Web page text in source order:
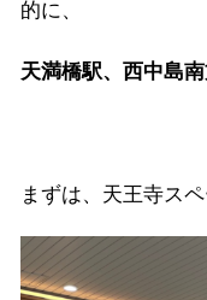
的に、
天満橋駅、西中島
まずは、天王寺ス